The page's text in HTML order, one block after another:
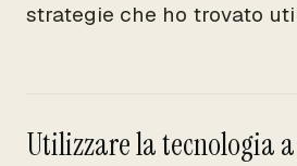
strategie che ho trovato
Utilizzare la tecnologia